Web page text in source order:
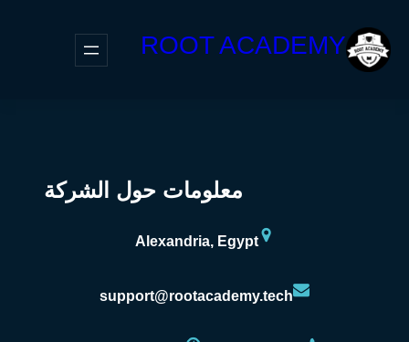
ROOT ACADEMY
معلومات حول الشركة
Alexandria, Egypt
support@rootacademy.tech